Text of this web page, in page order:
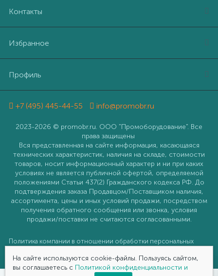
Контакты
Избранное
Профиль
+7 (495) 445-44-55 info@promobr.ru
2023-2026 © promobr.ru. ООО "Промоборудование". Все
права защищены
Вся представленная на сайте информация, касающаяся
технических характеристик, наличия на складе, стоимости
товаров, носит информационный характер и ни при каких
условиях не является публичной офертой, определяемой
положениями Статьи 437(2) Гражданского кодекса РФ. До
подтверждения заказа Продавцом/Поставщиком наличия,
ассортимента, цены и иных условий продажи, посредством
получения обратного сообщения или звонка, условия
продажи/поставки не считаются согласованными.
Политика компании в отношении обработки персональных
данных
На сайте используются cookie-файлы. Пользуясь сайтом,
вы соглашаетесь с Политикой конфиденциальности и